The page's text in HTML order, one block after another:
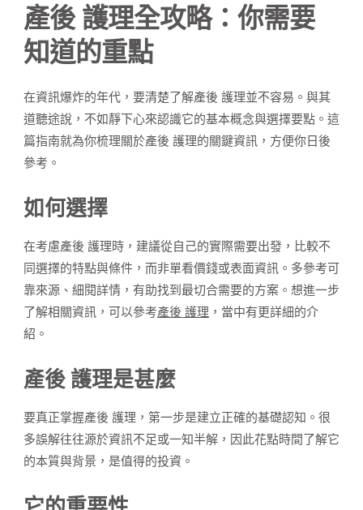
產後 護理全攻略：你需要
知道的重點
在資訊爆炸的年代，要清楚了解產後 護理並不容易。與其
道聽途說，不如靜下心來認識它的基本概念與選擇要點。這
篇指南就為你梳理關於產後 護理的關鍵資訊，方便你日後
參考。
如何選擇
在考慮產後 護理時，建議從自己的實際需要出發，比較不
同選擇的特點與條件，而非單看價錢或表面資訊。多參考可
靠來源、細閱詳情，有助找到最切合需要的方案。想進一步
了解相關資訊，可以參考產後 護理 ，當中有更詳細的介
紹。
產後 護理是甚麼
要真正掌握產後 護理，第一步是建立正確的基礎認知。很
多誤解往往源於資訊不足或一知半解，因此花點時間了解它
的本質與背景，是值得的投資。